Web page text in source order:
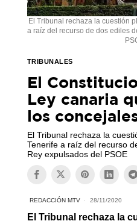
El Tribunal rechaza la cuestión
a raíz del recurso de dos ediles
TRIBUNALES
El
Ley canaria
los
El Tribunal rechaza la
Tenerife a raíz del recurso
Rey expulsados del PSOE
REDACCIÓN MTV 28/11/2020
El Tribunal rechaza la